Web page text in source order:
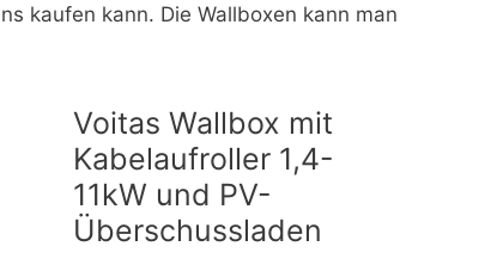
kaufen kann. Die Wallboxen kann man
Voitas Wallbox mit
Kabelaufroller 1,4-
11kW und PV-
Überschussladen